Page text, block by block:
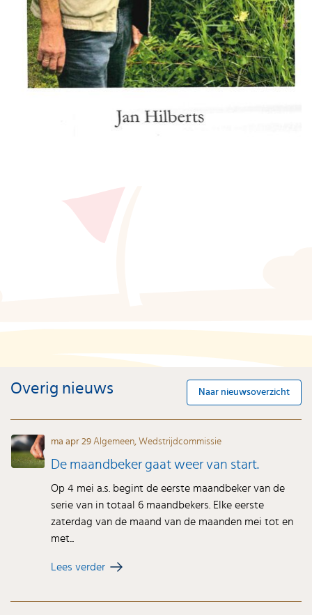
Overig nieuws Naar nieuwsoverzicht
ma apr 29Algemeen, Wedstrijdcommissie
De maandbeker gaat weer van start.
Op 4 mei a.s. begint de eerste maandbeker van de
serie van in totaal 6 maandbekers. Elke eerste
zaterdag van de maand van de maanden mei tot en
met...
Lees verder